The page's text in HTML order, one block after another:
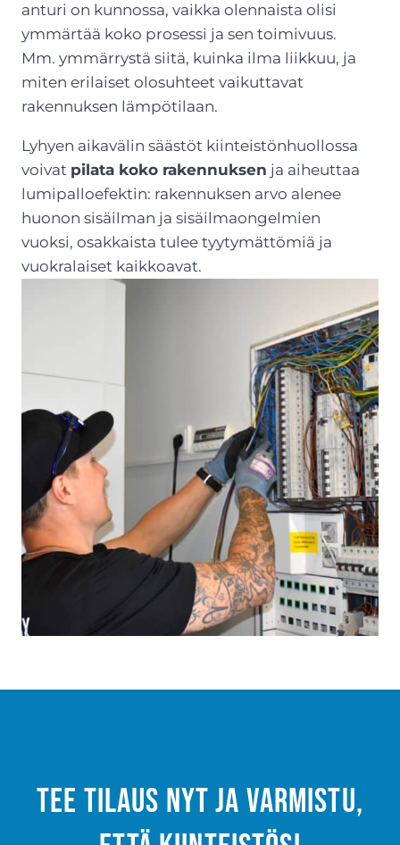
anturi on kunnossa, vaikka olennaista olisi
ymmärtää koko prosessi ja sen toimivuus.
Mm. ymmärrystä siitä, kuinka ilma liikkuu, ja
miten erilaiset olosuhteet vaikuttavat
rakennuksen lämpötilaan.
Lyhyen aikavälin säästöt kiinteistönhuollossa
voivat pilata koko rakennuksen ja aiheuttaa
lumipalloefektin: rakennuksen arvo alenee
huonon sisäilman ja sisäilmaongelmien
vuoksi, osakkaista tulee tyytymättömiä ja
vuokralaiset kaikkoavat.
Tee tilaus nyt ja varmistu,